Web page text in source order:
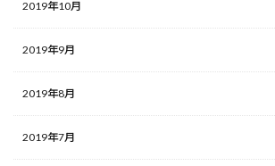
2019年10月
2019年9月
2019年8月
2019年7月